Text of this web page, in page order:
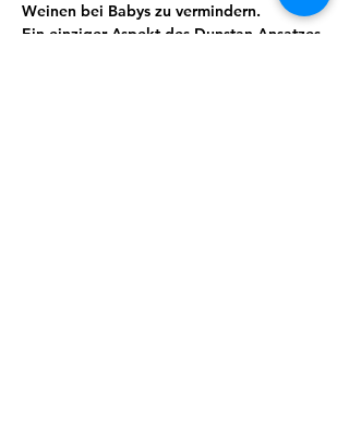
Weinen bei Babys zu vermindern.
Ein einziger Aspekt des Dunstan Ansatzes